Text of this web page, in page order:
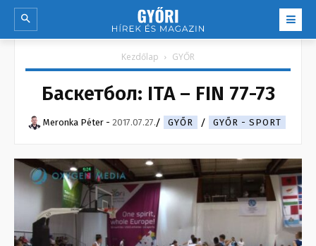
Kezdőlap GYŐR
Баскетбол: ITA – FIN 77-73
Meronka Péter - 2017.07.27. GYŐR GYŐR - SPORT